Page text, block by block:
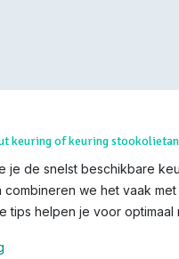
keuring of keuring
je de snelst beschikbare
we het vaak
tips helpen je voor optimaal